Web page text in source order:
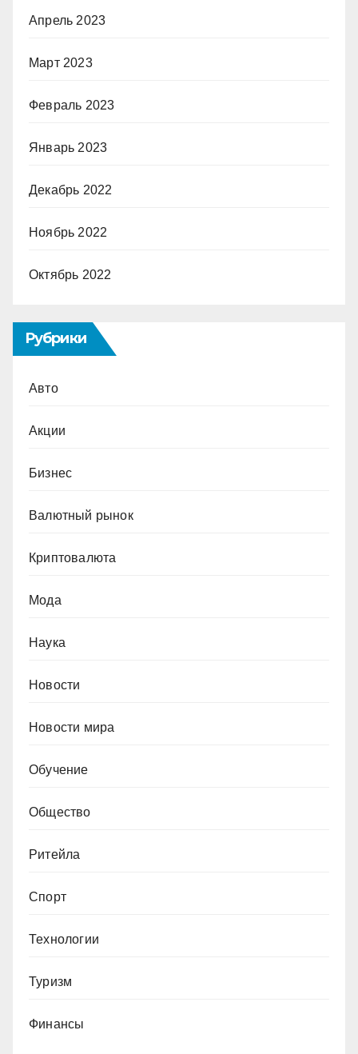
Апрель 2023
Март 2023
Февраль 2023
Январь 2023
Декабрь 2022
Ноябрь 2022
Октябрь 2022
Рубрики
Авто
Акции
Бизнес
Валютный рынок
Криптовалюта
Мода
Наука
Новости
Новости мира
Обучение
Общество
Ритейла
Спорт
Технологии
Туризм
Финансы